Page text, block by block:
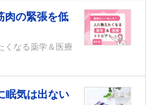
肉の緊張を低
くなる薬学＆医療
眠気は出ない